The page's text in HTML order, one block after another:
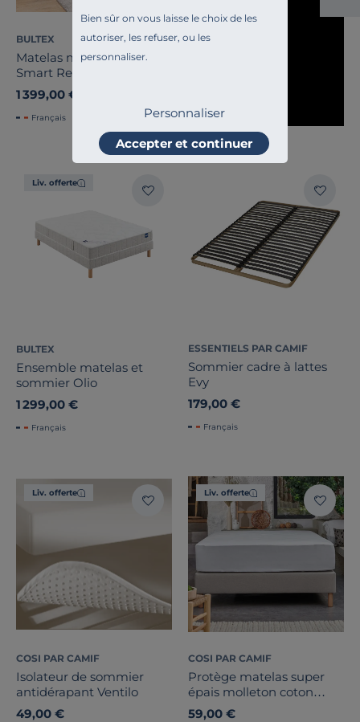
Bien sûr on vous laisse le choix de les
autoriser, les refuser, ou les
personnaliser.
Personnaliser
Accepter et continuer
BULTEX
Matelas mousse 23 cm
Smart Repair
1 399,00 €
Français
Liv. offerte
BULTEX
Ensemble matelas et
sommier Olio
1 299,00 €
Français
ESSENTIELS PAR CAMIF
Sommier cadre à lattes
Evy
179,00 €
Français
Liv. offerte
COSI PAR CAMIF
Isolateur de sommier
antidérapant Ventilo
49,00 €
Liv. offerte
COSI PAR CAMIF
Protège matelas super
épais molleton coton
recyclé, Maëronn
59,00 €